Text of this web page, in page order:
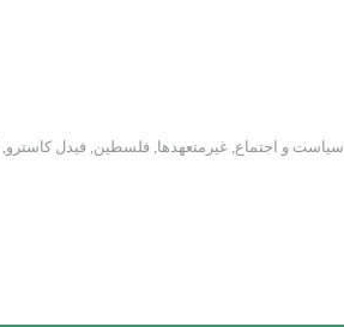
سیاست و اجتماع, غیرمتعهدها, فلسطین, فیدل کاسترو,